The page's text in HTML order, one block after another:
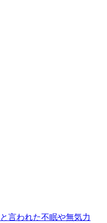
言われた不眠や無気力